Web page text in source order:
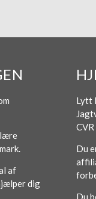
af
dig
Lytt
Du